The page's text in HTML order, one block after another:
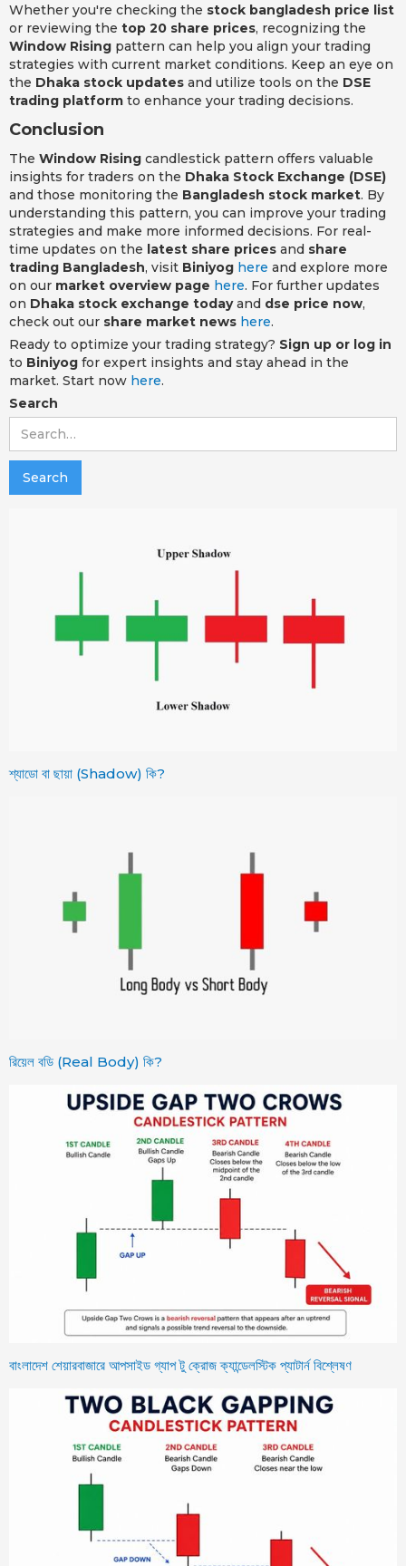
Whether you're checking the stock bangladesh price list
or reviewing the top 20 share prices, recognizing the
Window Rising pattern can help you align your trading
strategies with current market conditions. Keep an eye on
the Dhaka stock updates and utilize tools on the DSE
trading platform to enhance your trading decisions.
Conclusion
The Window Rising candlestick pattern offers valuable
insights for traders on the Dhaka Stock Exchange (DSE)
and those monitoring the Bangladesh stock market. By
understanding this pattern, you can improve your trading
strategies and make more informed decisions. For real-
time updates on the latest share prices and share
trading Bangladesh, visit Biniyog here and explore more
on our market overview page here. For further updates
on Dhaka stock exchange todayand dse price now,
check out our share market news here.
Ready to optimize your trading strategy? Sign up or log in
to Biniyog for expert insights and stay ahead in the
market. Start now here.
Search
শ্যাডো বা ছায়া (Shadow) কি?
রিয়েল বডি (Real Body) কি?
বাংলাদেশ শেয়ারবাজারে আপসাইড গ্যাপ টু ক্রোজ ক্যান্ডেলস্টিক প্যাটার্ন বিশ্লেষণ